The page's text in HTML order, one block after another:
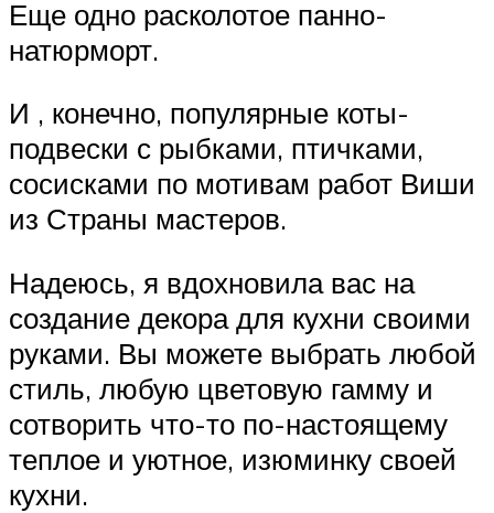
Еще одно расколотое панно-
натюрморт.
И , конечно, популярные коты-
подвески с рыбками, птичками,
сосисками по мотивам работ Виши
из Страны мастеров.
Надеюсь, я вдохновила вас на
создание декора для кухни своими
руками. Вы можете выбрать любой
стиль, любую цветовую гамму и
сотворить что-то по-настоящему
теплое и уютное, изюминку своей
кухни.